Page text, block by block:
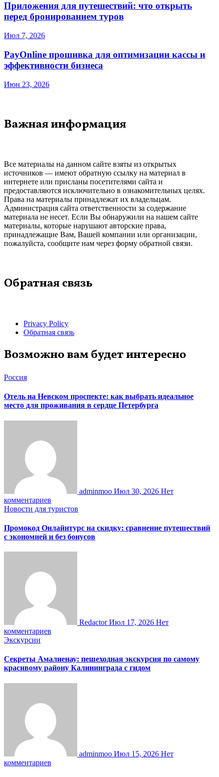
Приложения для путешествий: что открыть
перед бронированием туров
Июл 7, 2026
PayOnline прошивка для оптимизации кассы и
эффективности бизнеса
Июн 23, 2026
Важная информация
Все материалы на данном сайте взяты из открытых
источников — имеют обратную ссылку на материал в
интернете или присланы посетителями сайта и
предоставляются исключительно в ознакомительных целях.
Права на материалы принадлежат их владельцам.
Администрация сайта ответственности за содержание
материала не несет. Если Вы обнаружили на нашем сайте
материалы, которые нарушают авторские права,
принадлежащие Вам, Вашей компании или организации,
пожалуйста, сообщите нам через форму обратной связи.
Обратная связь
Privacy Policy
Обратная связь
Возможно вам будет интересно
Россия
Отель на Невском проспекте: как выбрать идеальное
место для проживания в сердце Петербурга
adminmoo Июл 30, 2026 Нет
комментариев
Новости для туристов
Промокод Онлайнтурс на скидку: сравнение путешествий
с экономией и без бонусов
RedactorИюл 17, 2026 Нет
комментариев
Экскурсии
Секреты Амалиенау: пешеходная экскурсия по самому
красивому району Калининграда с гидом
adminmoo Июл 15, 2026 Нет
комментариев